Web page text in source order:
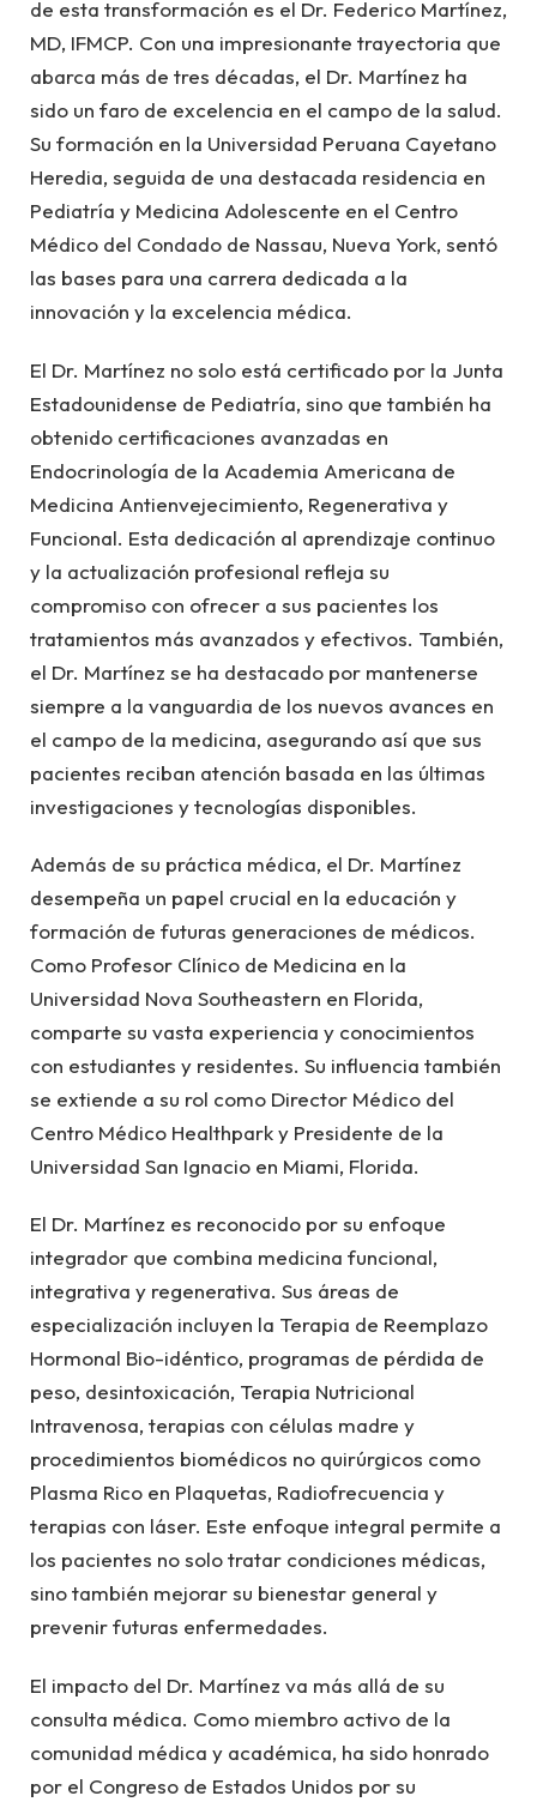
de esta transformación es el Dr. Federico Martínez,
MD, IFMCP. Con una impresionante trayectoria que
abarca más de tres décadas, el Dr. Martínez ha
sido un faro de excelencia en el campo de la salud.
Su formación en la Universidad Peruana Cayetano
Heredia, seguida de una destacada residencia en
Pediatría y Medicina Adolescente en el Centro
Médico del Condado de Nassau, Nueva York, sentó
las bases para una carrera dedicada a la
innovación y la excelencia médica.
El Dr. Martínez no solo está certificado por la Junta
Estadounidense de Pediatría, sino que también ha
obtenido certificaciones avanzadas en
Endocrinología de la Academia Americana de
Medicina Antienvejecimiento, Regenerativa y
Funcional. Esta dedicación al aprendizaje continuo
y la actualización profesional refleja su
compromiso con ofrecer a sus pacientes los
tratamientos más avanzados y efectivos. También,
el Dr. Martínez se ha destacado por mantenerse
siempre a la vanguardia de los nuevos avances en
el campo de la medicina, asegurando así que sus
pacientes reciban atención basada en las últimas
investigaciones y tecnologías disponibles.
Además de su práctica médica, el Dr. Martínez
desempeña un papel crucial en la educación y
formación de futuras generaciones de médicos.
Como Profesor Clínico de Medicina en la
Universidad Nova Southeastern en Florida,
comparte su vasta experiencia y conocimientos
con estudiantes y residentes. Su influencia también
se extiende a su rol como Director Médico del
Centro Médico Healthpark y Presidente de la
Universidad San Ignacio en Miami, Florida.
El Dr. Martínez es reconocido por su enfoque
integrador que combina medicina funcional,
integrativa y regenerativa. Sus áreas de
especialización incluyen la Terapia de Reemplazo
Hormonal Bio-idéntico, programas de pérdida de
peso, desintoxicación, Terapia Nutricional
Intravenosa, terapias con células madre y
procedimientos biomédicos no quirúrgicos como
Plasma Rico en Plaquetas, Radiofrecuencia y
terapias con láser. Este enfoque integral permite a
los pacientes no solo tratar condiciones médicas,
sino también mejorar su bienestar general y
prevenir futuras enfermedades.
El impacto del Dr. Martínez va más allá de su
consulta médica. Como miembro activo de la
comunidad médica y académica, ha sido honrado
por el Congreso de Estados Unidos por su